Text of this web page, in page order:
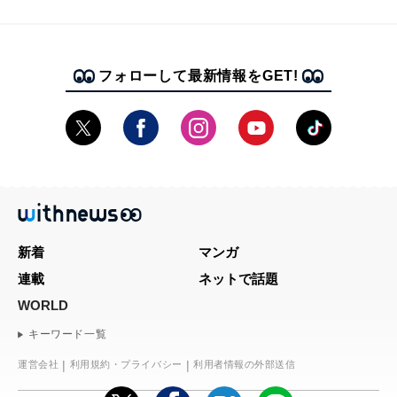
フォローして最新情報をGET!
新着
マンガ
連載
ネットで話題
WORLD
キーワード一覧
運営会社 利用規約・プライバシー 利用者情報の外部送信